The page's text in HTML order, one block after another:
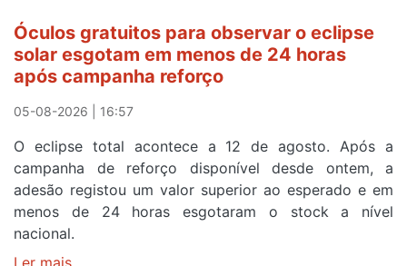
Óculos gratuitos para observar o eclipse
solar esgotam em menos de 24 horas
após campanha reforço
05-08-2026 | 16:57
O eclipse total acontece a 12 de agosto. Após a
campanha de reforço disponível desde ontem, a
adesão registou um valor superior ao esperado e em
menos de 24 horas esgotaram o stock a nível
nacional.
Ler mais